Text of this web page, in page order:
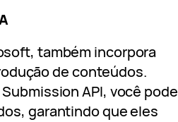
também incorpora
de conteúdos.
API, você pode
garantindo que eles